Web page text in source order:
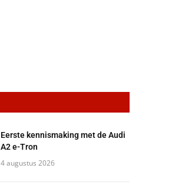
Eerste kennismaking met de Audi
A2 e-Tron
4 augustus 2026